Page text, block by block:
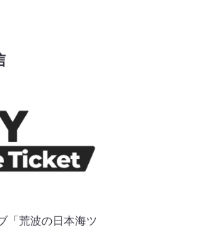
「荒波の日本海ツ